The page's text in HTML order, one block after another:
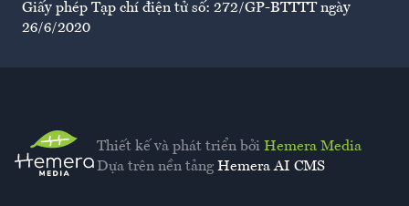
Giấy phép Tạp chí điện tử số: 272/GP-BTTTT ngày
26/6/2020
Thiết kế và phát triển bởi Hemera Media
Dựa trên nền tảng Hemera AI CMS